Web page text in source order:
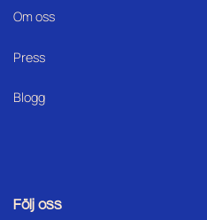
Om oss
Press
Blogg
Följ oss